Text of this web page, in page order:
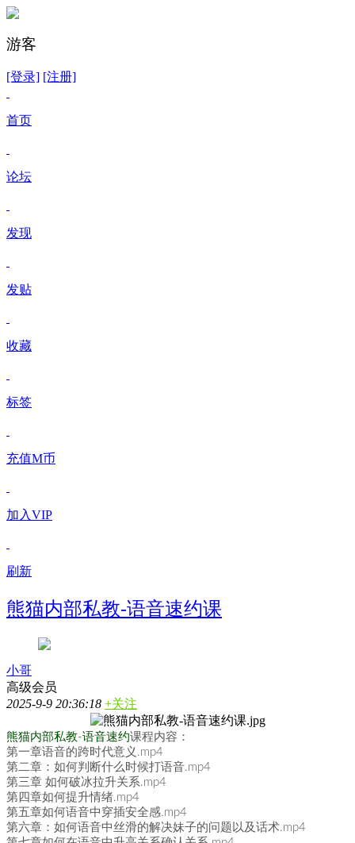
游客
[登录] [注册]
首页
论坛
发现
发贴
收藏
标签
充值M币
加入VIP
刷新
熊猫内部私教-语音速约课
小哥
高级会员
2025-9-9 20:36:18 +关注
熊猫内部私教-语音速约课程内容：
第一章语音的跨时代意义.mp4
第二章：如何判断什么时候打语音.mp4
第三章 如何破冰拉升关系.mp4
第四章如何提升情绪.mp4
第五章如何语音中穿插安全感.mp4
第六章：如何语音中丝滑的解决妹子的问题以及话术.mp4